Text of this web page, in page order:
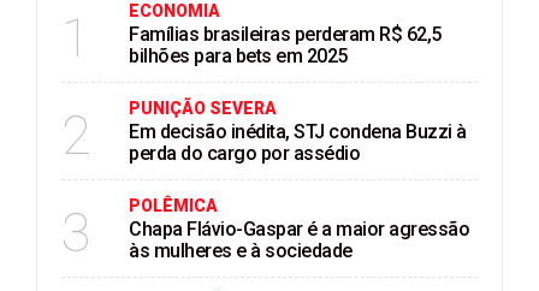
1 ECONOMIA
Famílias brasileiras perderam R$ 62,5
bilhões para bets em 2025
2 PUNIÇÃO SEVERA
Em decisão inédita, STJ condena Buzzi à
perda do cargo por assédio
3 POLÊMICA
Chapa Flávio-Gaspar é a maior agressão
às mulheres e à sociedade